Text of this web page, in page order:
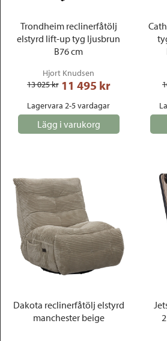
Trondheim reclinerfåtölj
elstyrd lift-up tyg ljusbrun
B76 cm
Hjort Knudsen
13 025 kr 11 495 kr
Lagervara 2-5 vardagar
Lägg i varukorg
Dakota reclinerfåtölj elstyrd
manchester beige